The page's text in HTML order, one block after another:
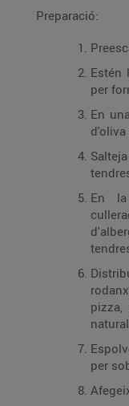
Preparació:
Estén
per
En
En la
pizza,
per